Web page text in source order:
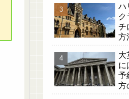
ン
ハ
ク
チ
方
大
に
予
方